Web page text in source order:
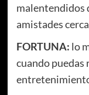
malentendidos
amistades
FORTUNA: lo
cuando puedas